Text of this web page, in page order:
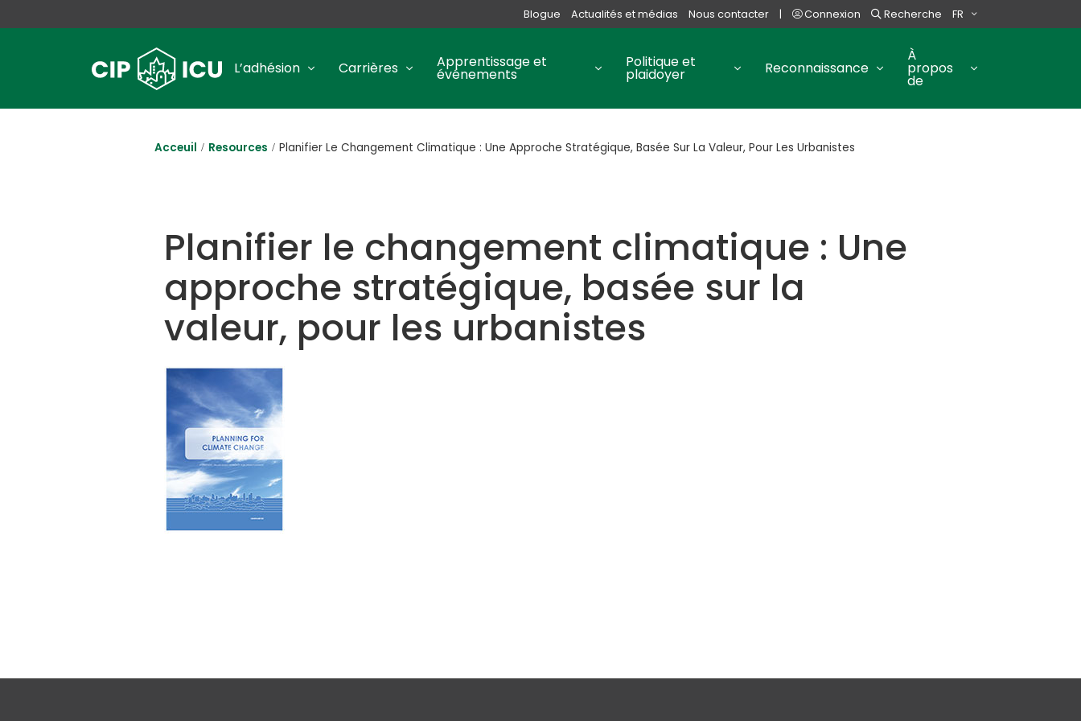
Blogue Actualités et médias Nous contacter | Connexion Recherche FR
L’adhésion Carrières Apprentissage et
événements
Politique et
plaidoyer Reconnaissance
À
propos
de
Acceuil Resources Planifier Le Changement Climatique : Une Approche Stratégique, Basée Sur La Valeur, Pour Les Urbanistes
Planifier le changement climatique : Une
approche stratégique, basée sur la
valeur, pour les urbanistes